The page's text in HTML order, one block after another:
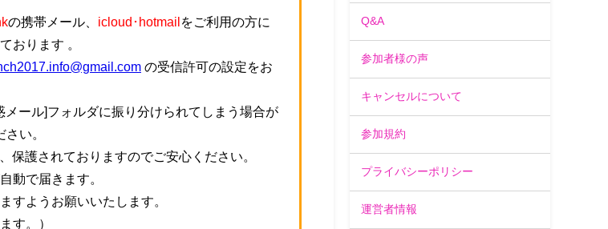
の携帯メール、 icloud･hotmail をご利用の方に
おります 。
の受信許可の設定をお
メール]フォルダに振り分けられてしまう場合が
い。
護されておりますのでご安心ください。
動で届きます。
すようお願いいたします。
す。）
Q&A
参加者様の声
キャンセルについて
参加規約
プライバシーポリシー
運営者情報